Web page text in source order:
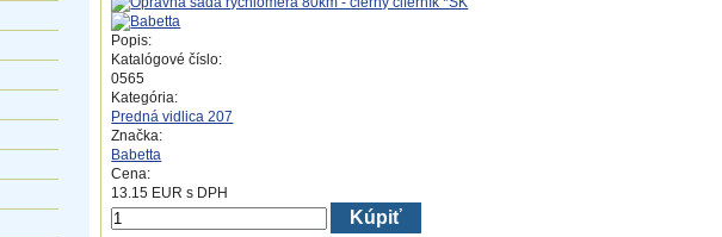
Popis:
Katalógové číslo:
0565
Kategória:
Predná vidlica 207
Značka:
Babetta
Cena:
13.15 EUR s DPH
Kúpiť